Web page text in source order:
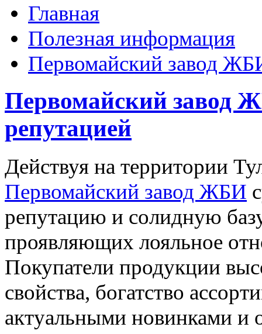
Главная
Полезная информация
Первомайский завод
Первомайский завод
репутацией
Действуя на территории
Первомайский завод ЖБИ
репутацию и солидную
проявляющих лояльное
Покупатели продукции
свойства, богатство
актуальными новинками и